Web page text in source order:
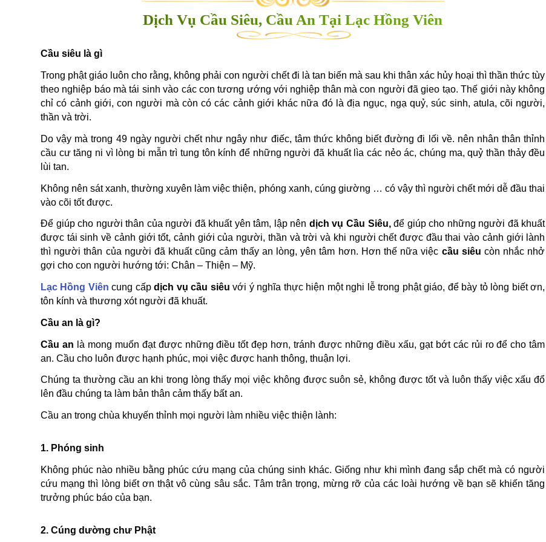
Dịch Vụ Cầu Siêu, Cầu An Tại Lạc Hồng Viên
Cầu siêu là gì
Trong phật giáo luôn cho rằng, không phải con người chết đi là tan biến mà sau khi thân xác hủy hoại thì thần thức tùy
theo nghiệp báo mà tái sinh vào các con tương ướng với nghiệp thân mà con người đã gieo tạo. Thế giới này không
chỉ có cảnh giới, con người mà còn có các cảnh giới khác nữa đó là địa ngục, ngạ quỷ, súc sinh, atula, cõi người,
thần và trời.
Do vậy mà trong 49 ngày người chết như ngây như điếc, tâm thức không biết đường đi lối về. nên nhân thân thỉnh
cầu cư tăng ni vì lòng bi mẫn trì tung tôn kính để những người đã khuất lìa các nẻo ác, chúng ma, quỷ thần thảy đều
lùi tan.
Không nên sát xanh, thường xuyên làm việc thiện, phóng xanh, cúng giường … có vậy thì người chết mới dễ đầu thai
vào cõi tốt được.
Để giúp cho người thân của người đã khuất yên tâm, lập nên dịch vụ Cầu Siêu,để giúp cho những người đã khuất
được tái sinh về cảnh giới tốt, cảnh giới của người, thần và trời và khi người chết được đầu thai vào cảnh giới lành
thì người thân của người đã khuất cũng cảm thấy an lòng, yên tâm hơn. Hơn thế nữa việc cầu siêu còn nhắc nhở
gợi cho con người hướng tới: Chân – Thiện – Mỹ.
Lạc Hồng Viên cung cấpdịch vụ cầu siêu với ý nghĩa thực hiện một nghi lễ trong phật giáo, để bày tỏ lòng biết ơn,
tôn kính và thương xót người đã khuất.
Cầu an là gì?
Cầu an là mong muốn đạt được những điều tốt đẹp hơn, tránh được những điều xấu, gạt bớt các rủi ro để cho tâm
an. Cầu cho luôn được hạnh phúc, mọi việc được hanh thông, thuận lợi.
Chúng ta thường cầu an khi trong lòng thấy mọi việc không được suôn sẻ, không được tốt và luôn thấy việc xấu đổ
lên đầu chúng ta làm bản thân cảm thấy bất an.
Cầu an trong chùa khuyến thỉnh mọi người làm nhiều việc thiện lành:
1. Phóng sinh
Không phúc nào nhiều bằng phúc cứu mạng của chúng sinh khác. Giống như khi mình đang sắp chết mà có người
cứu mạng thì lòng biết ơn thật vô cùng sâu sắc. Tâm trân trọng, mừng rỡ của các loài hướng về bạn sẽ khiến tăng
trưởng phúc báo của bạn.
2. Cúng dường chư Phật